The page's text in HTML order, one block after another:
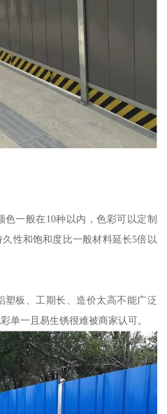
一般在10种以内，色彩可以定制
性和饱和度比一般材料延长5倍以
板、工期长、造价太高不能广泛
单一且易生锈很难被商家认可。